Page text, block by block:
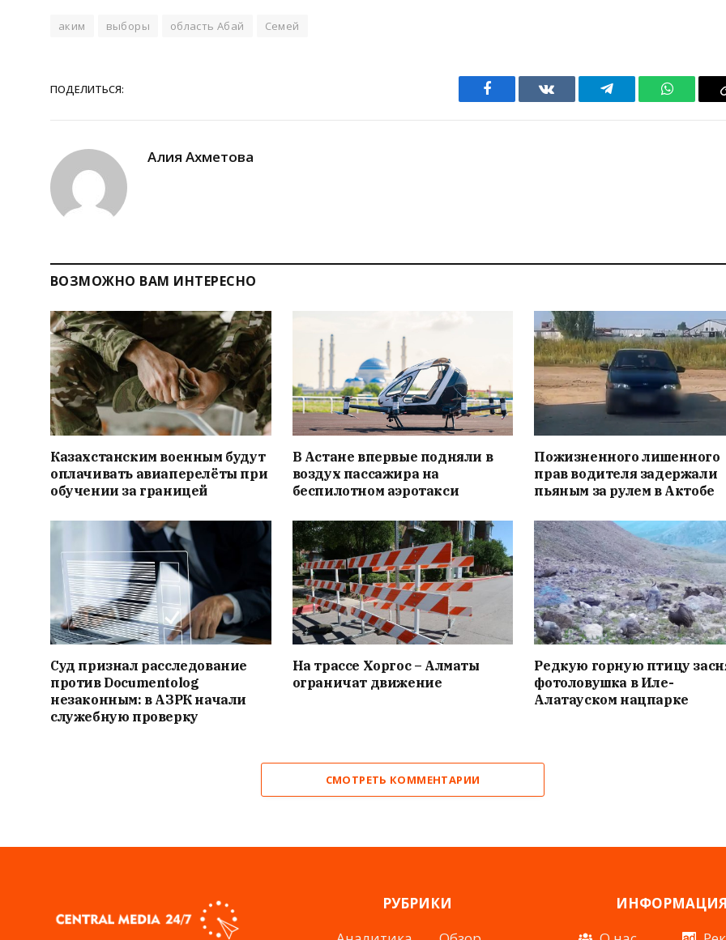
аким выборы область Абай Семей
ПОДЕЛИТЬСЯ:
Facebook VKontakteTelegram
Алия Ахметова
ВОЗМОЖНО ВАМ ИНТЕРЕСНО
Казахстанским военным будут
оплачивать авиаперелёты при
обучении за границей
В Астане впервые подняли в
воздух пассажира на
беспилотном аэротакси
Пожизненного лишенного
прав водителя задержали
пьяным за рулем в Актобе
Суд признал расследование
против Documentolog
незаконным: в АЗРК начали
служебную проверку
На трассе Хоргос – Алматы
ограничат движение
Редкую горную птицу
фотоловушка в Иле-
Алатауском нацпарке
СМОТРЕТЬ КОММЕНТАРИИ
РУБРИКИ
ИНФОРМАЦИЯ